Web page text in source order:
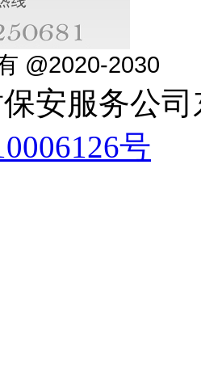
@2020-2030
安服务公
号